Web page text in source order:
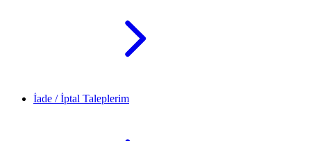
İade / İptal Taleplerim